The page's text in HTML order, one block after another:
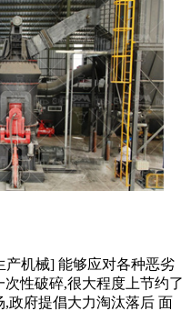
产机械] 能够应对各种恶劣
性破碎,很大程度上节约了
政府提倡大力淘汰落后 面